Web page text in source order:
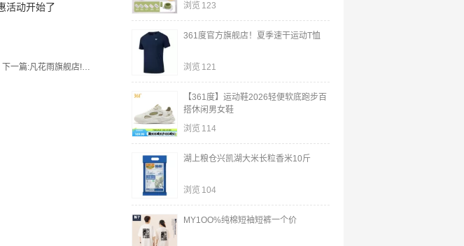
活动开始了
下一篇: 凡花雨旗舰店!100-140cm全尺寸加绒加厚打底裤
浏览 123
361度官方旗舰店！夏季速干运动T恤
浏览 121
【361度】运动鞋2026轻便软底跑步百
搭休闲男女鞋
浏览 114
湖上粮仓兴凯湖大米长粒香米10斤
浏览 104
MY1OO%纯棉短袖短裤一个价